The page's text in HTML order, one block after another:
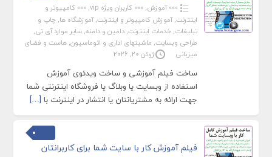
»»» آموزش, »»» کاربران ویژه vip , »»» کامپیوتر و
اینترنت,آموزش کامپیوتر و اینترنت,آموزشگاه ها, چاپ و
تبلیغات, خدمات اینترنت, دامین و دامنه, سایر موارد آی تی,
طراحی وبسایت, ماشینهای اداری و اتوماسیون, هاست و فضای
میزبانی
ژوئن 20, 2026
ساخت فیلم آموزشی و ساخت ویدئوی آموزش
استفاده از وبسایت یا وبلاگ یا فروشگاه اینترنتی شما
جهت ارائه به مشتریانتان یا انتشار در اینترنت با […]
فیلم آموزش کار با سایت شما برای کاربرانتان